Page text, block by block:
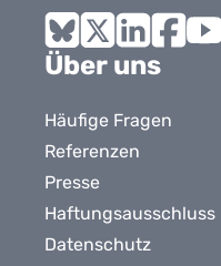
Bluesky
X LinkedInFacebook
Über uns
Häufige Fragen
Referenzen
Presse
Haftungsausschluss
Datenschutz